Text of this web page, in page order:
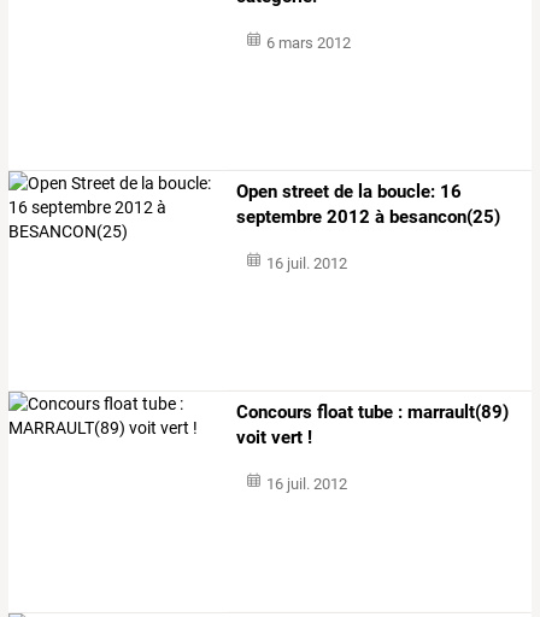
6 mars 2012
Open street de la boucle: 16
septembre 2012 à besancon(25)
16 juil. 2012
Concours float tube : marrault(89)
voit vert !
16 juil. 2012